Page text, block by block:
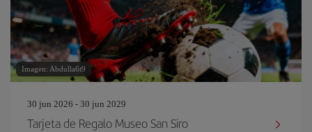
Imagen: Abdulla6t9
30 jun 2026 - 30 jun 2029
Tarjeta de Regalo Museo San Siro